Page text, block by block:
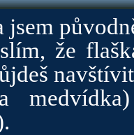
jsem
že